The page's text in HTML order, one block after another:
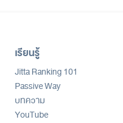
เรียนรู้
Jitta Ranking 101
Passive Way
บทความ
YouTube